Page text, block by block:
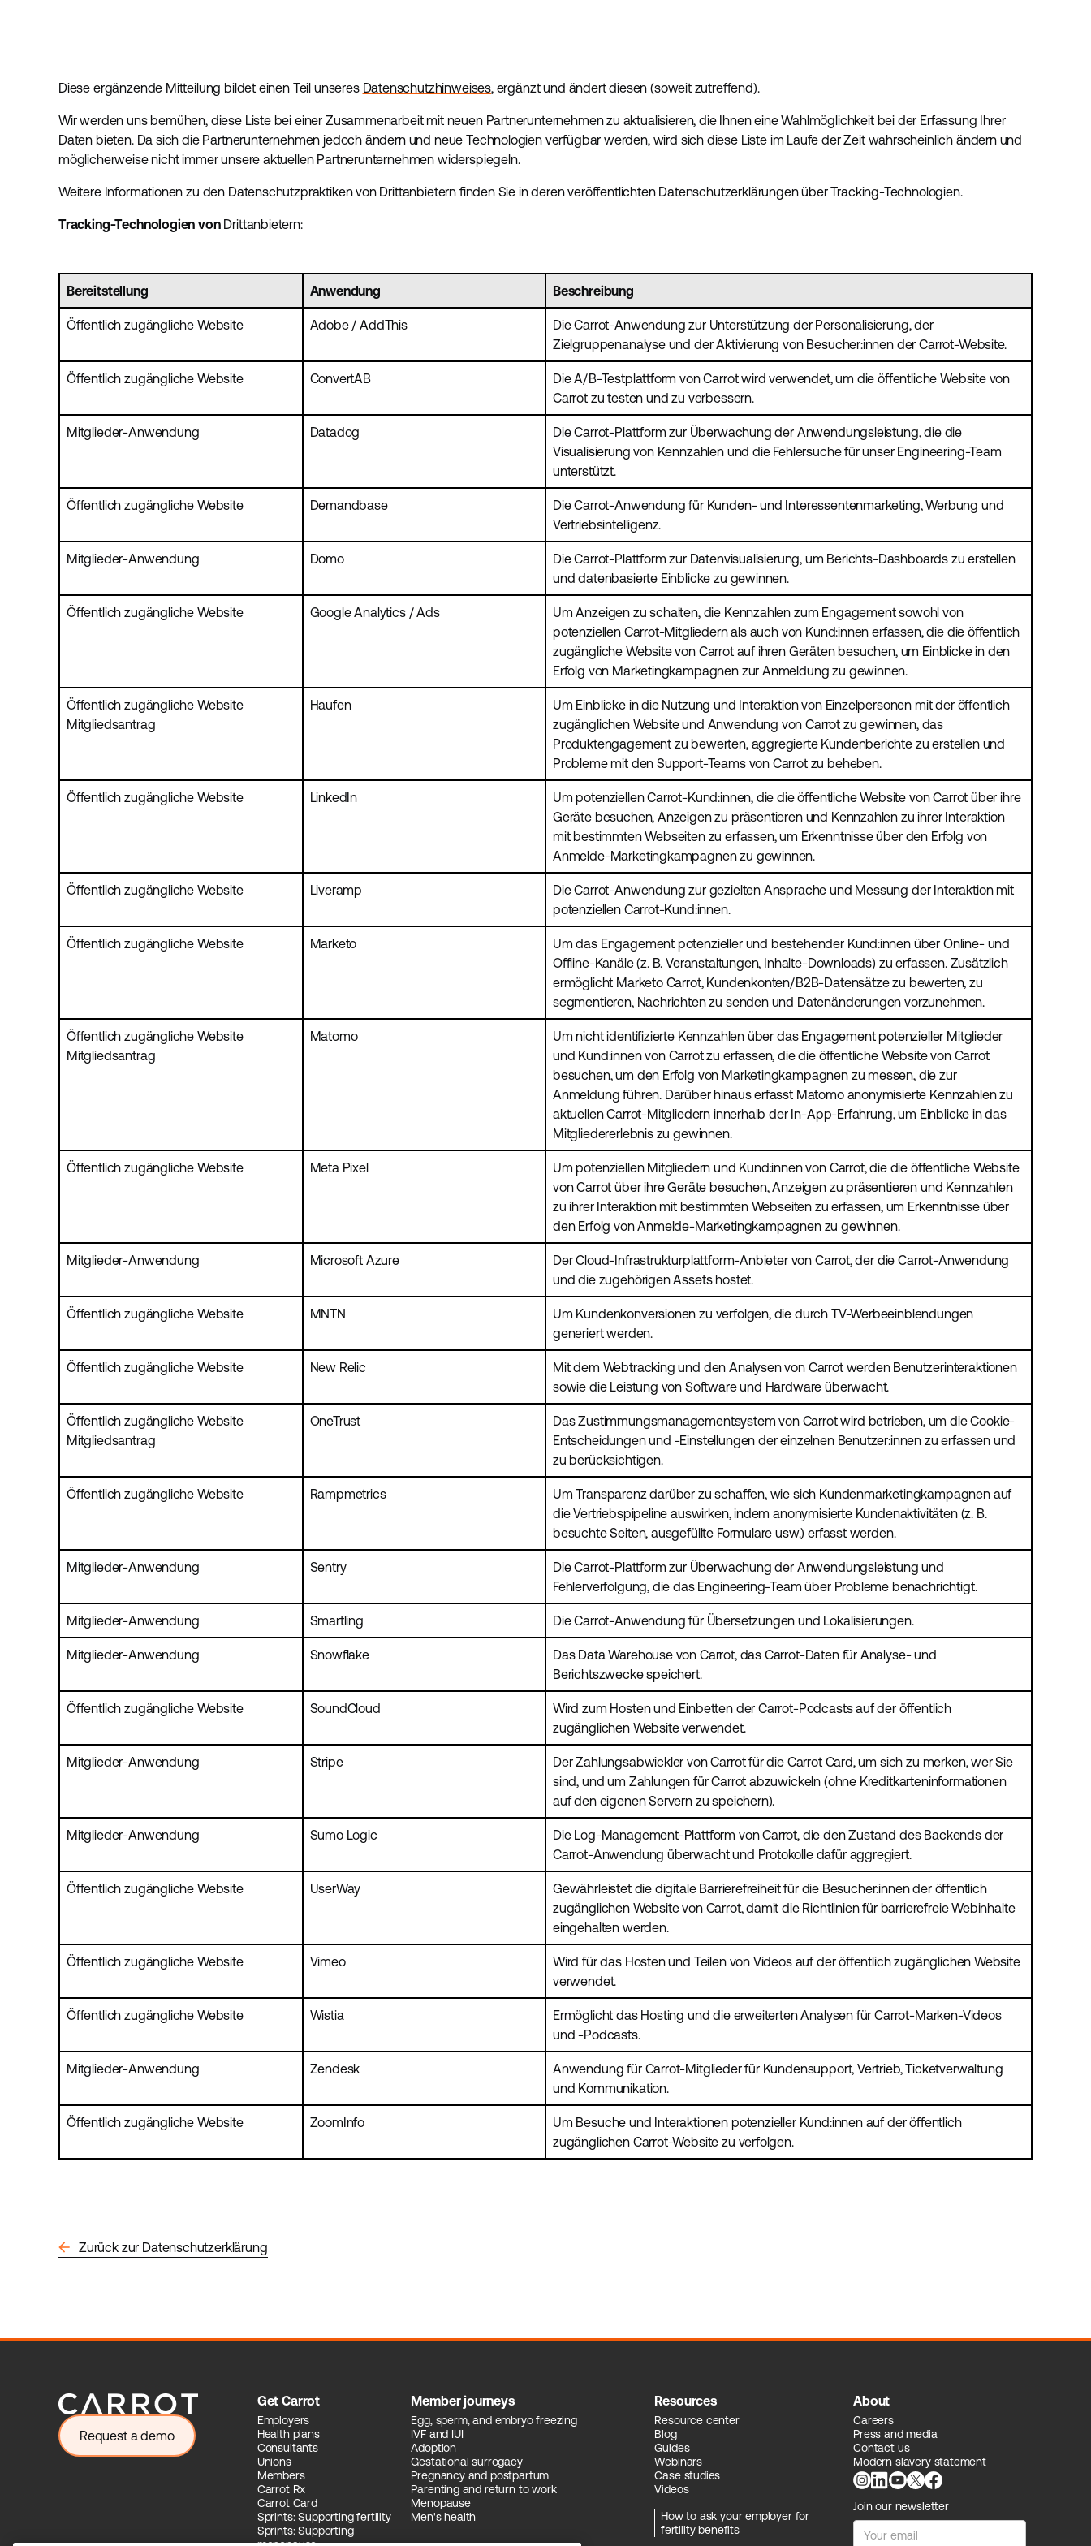
Diese ergänzende Mitteilung bildet einen Teil unseres Datenschutzhinweises, ergänzt und ändert diesen (soweit zutreffend).
Wir werden uns bemühen, diese Liste bei einer Zusammenarbeit mit neuen Partnerunternehmen zu aktualisieren, die Ihnen eine Wahlmöglichkeit bei der Erfassung Ihrer
Daten bieten. Da sich die Partnerunternehmen jedoch ändern und neue Technologien verfügbar werden, wird sich diese Liste im Laufe der Zeit wahrscheinlich ändern und
möglicherweise nicht immer unsere aktuellen Partnerunternehmen widerspiegeln.
Weitere Informationen zu den Datenschutzpraktiken von Drittanbietern finden Sie in deren veröffentlichten Datenschutzerklärungen über Tracking-Technologien.
Tracking-Technologien vonDrittanbietern:
Bereitstellung Anwendung Beschreibung
Öffentlich zugängliche Website Adobe / AddThis
Die Carrot-Anwendung zur Unterstützung der Personalisierung, der
Zielgruppenanalyse und der Aktivierung von Besucher:innen der Carrot-Website.
Öffentlich zugängliche Website ConvertAB
Die A/B-Testplattform von Carrot wird verwendet, um die öffentliche Website von
Carrot zu testen und zu verbessern.
Mitglieder-Anwendung Datadog
Die Carrot-Plattform zur Überwachung der Anwendungsleistung, die die
Visualisierung von Kennzahlen und die Fehlersuche für unser Engineering-Team
unterstützt.
Öffentlich zugängliche Website Demandbase
Die Carrot-Anwendung für Kunden- und Interessentenmarketing, Werbung und
Vertriebsintelligenz.
Mitglieder-Anwendung Domo
Die Carrot-Plattform zur Datenvisualisierung, um Berichts-Dashboards zu erstellen
und datenbasierte Einblicke zu gewinnen.
Öffentlich zugängliche Website Google Analytics / Ads
Um Anzeigen zu schalten, die Kennzahlen zum Engagement sowohl von
potenziellen Carrot-Mitgliedern als auch von Kund:innen erfassen, die die öffentlich
zugängliche Website von Carrot auf ihren Geräten besuchen, um Einblicke in den
Erfolg von Marketingkampagnen zur Anmeldung zu gewinnen.
Öffentlich zugängliche Website
Mitgliedsantrag
Haufen
Um Einblicke in die Nutzung und Interaktion von Einzelpersonen mit der öffentlich
zugänglichen Website und Anwendung von Carrot zu gewinnen, das
Produktengagement zu bewerten, aggregierte Kundenberichte zu erstellen und
Probleme mit den Support-Teams von Carrot zu beheben.
Öffentlich zugängliche Website LinkedIn
Um potenziellen Carrot-Kund:innen, die die öffentliche Website von Carrot über ihre
Geräte besuchen, Anzeigen zu präsentieren und Kennzahlen zu ihrer Interaktion
mit bestimmten Webseiten zu erfassen, um Erkenntnisse über den Erfolg von
Anmelde-Marketingkampagnen zu gewinnen.
Öffentlich zugängliche Website Liveramp
Die Carrot-Anwendung zur gezielten Ansprache und Messung der Interaktion mit
potenziellen Carrot-Kund:innen.
Öffentlich zugängliche Website Marketo
Um das Engagement potenzieller und bestehender Kund:innen über Online- und
Offline-Kanäle (z. B. Veranstaltungen, Inhalte-Downloads) zu erfassen. Zusätzlich
ermöglicht Marketo Carrot, Kundenkonten/B2B-Datensätze zu bewerten, zu
segmentieren, Nachrichten zu senden und Datenänderungen vorzunehmen.
Öffentlich zugängliche Website
Mitgliedsantrag
Matomo
Um nicht identifizierte Kennzahlen über das Engagement potenzieller Mitglieder
und Kund:innen von Carrot zu erfassen, die die öffentliche Website von Carrot
besuchen, um den Erfolg von Marketingkampagnen zu messen, die zur
Anmeldung führen. Darüber hinaus erfasst Matomo anonymisierte Kennzahlen zu
aktuellen Carrot-Mitgliedern innerhalb der In-App-Erfahrung, um Einblicke in das
Mitgliedererlebnis zu gewinnen.
Öffentlich zugängliche Website Meta Pixel
Um potenziellen Mitgliedern und Kund:innen von Carrot, die die öffentliche Website
von Carrot über ihre Geräte besuchen, Anzeigen zu präsentieren und Kennzahlen
zu ihrer Interaktion mit bestimmten Webseiten zu erfassen, um Erkenntnisse über
den Erfolg von Anmelde-Marketingkampagnen zu gewinnen.
Mitglieder-Anwendung Microsoft Azure
Der Cloud-Infrastrukturplattform-Anbieter von Carrot, der die Carrot-Anwendung
und die zugehörigen Assets hostet.
Öffentlich zugängliche Website MNTN
Um Kundenkonversionen zu verfolgen, die durch TV-Werbeeinblendungen
generiert werden.
Öffentlich zugängliche Website New Relic
Mit dem Webtracking und den Analysen von Carrot werden Benutzerinteraktionen
sowie die Leistung von Software und Hardware überwacht.
Öffentlich zugängliche Website
Mitgliedsantrag
OneTrust
Das Zustimmungsmanagementsystem von Carrot wird betrieben, um die Cookie-
Entscheidungen und -Einstellungen der einzelnen Benutzer:innen zu erfassen und
zu berücksichtigen.
Öffentlich zugängliche Website Rampmetrics
Um Transparenz darüber zu schaffen, wie sich Kundenmarketingkampagnen auf
die Vertriebspipeline auswirken, indem anonymisierte Kundenaktivitäten (z. B.
besuchte Seiten, ausgefüllte Formulare usw.) erfasst werden.
Mitglieder-Anwendung Sentry
Die Carrot-Plattform zur Überwachung der Anwendungsleistung und
Fehlerverfolgung, die das Engineering-Team über Probleme benachrichtigt.
Mitglieder-Anwendung Smartling Die Carrot-Anwendung für Übersetzungen und Lokalisierungen.
Mitglieder-Anwendung Snowflake
Das Data Warehouse von Carrot, das Carrot-Daten für Analyse- und
Berichtszwecke speichert.
Öffentlich zugängliche Website SoundCloud
Wird zum Hosten und Einbetten der Carrot-Podcasts auf der öffentlich
zugänglichen Website verwendet.
Mitglieder-Anwendung Stripe
Der Zahlungsabwickler von Carrot für die Carrot Card, um sich zu merken, wer Sie
sind, und um Zahlungen für Carrot abzuwickeln (ohne Kreditkarteninformationen
auf den eigenen Servern zu speichern).
Mitglieder-Anwendung Sumo Logic
Die Log-Management-Plattform von Carrot, die den Zustand des Backends der
Carrot-Anwendung überwacht und Protokolle dafür aggregiert.
Öffentlich zugängliche Website UserWay
Gewährleistet die digitale Barrierefreiheit für die Besucher:innen der öffentlich
zugänglichen Website von Carrot, damit die Richtlinien für barrierefreie Webinhalte
eingehalten werden.
Öffentlich zugängliche Website Vimeo
Wird für das Hosten und Teilen von Videos auf der öffentlich zugänglichen Website
verwendet.
Öffentlich zugängliche Website Wistia
Ermöglicht das Hosting und die erweiterten Analysen für Carrot-Marken-Videos
und -Podcasts.
Mitglieder-Anwendung Zendesk
Anwendung für Carrot-Mitglieder für Kundensupport, Vertrieb, Ticketverwaltung
und Kommunikation.
Öffentlich zugängliche Website ZoomInfo
Um Besuche und Interaktionen potenzieller Kund:innen auf der öffentlich
zugänglichen Carrot-Website zu verfolgen.
arrow_back Zurück zur Datenschutzerklärung
Request a demo
Get Carrot
Employers
Health plans
Consultants
Unions
Members
Carrot Rx
Carrot Card
Sprints: Supporting fertility
Sprints: Supporting
Member journeys
Egg, sperm, and embryo freezing
IVF and IUI
Adoption
Gestational surrogacy
Pregnancy and postpartum
Parenting and return to work
Menopause
Men's health
Resources
Resource center
Blog
Guides
Webinars
Case studies
Videos
How to ask your employer for
fertility benefits
About
Careers
Press and media
Contact us
Modern slavery statement
Join our newsletter